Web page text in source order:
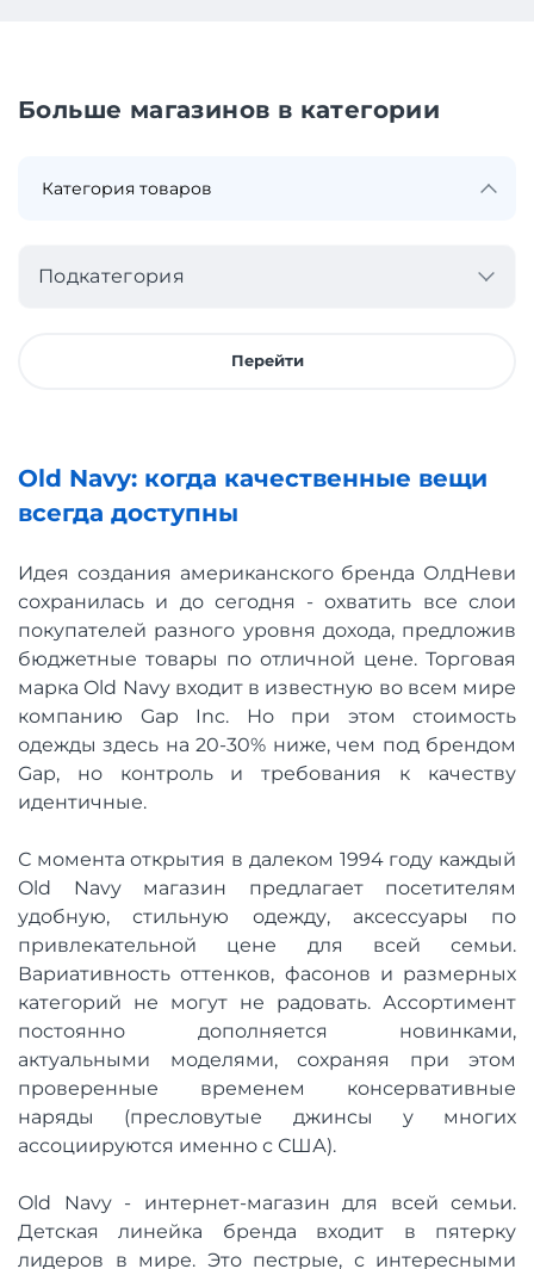
Больше магазинов в категории
Подкатегория
Перейти
Old Navy: когда качественные вещи
всегда доступны
Идея создания американского бренда ОлдНеви
сохранилась и до сегодня - охватить все слои
покупателей разного уровня дохода, предложив
бюджетные товары по отличной цене. Торговая
марка Old Navy входит в известную во всем мире
компанию Gap Inc. Но при этом стоимость
одежды здесь на 20-30% ниже, чем под брендом
Gap, но контроль и требования к качеству
идентичные.
С момента открытия в далеком 1994 году каждый
Old Navy магазин предлагает посетителям
удобную, стильную одежду, аксессуары по
привлекательной цене для всей семьи.
Вариативность оттенков, фасонов и размерных
категорий не могут не радовать. Ассортимент
постоянно дополняется новинками,
актуальными моделями, сохраняя при этом
проверенные временем консервативные
наряды (пресловутые джинсы у многих
ассоциируются именно с США).
Old Navy - интернет-магазин для всей семьи.
Детская линейка бренда входит в пятерку
лидеров в мире. Это пестрые, с интересными